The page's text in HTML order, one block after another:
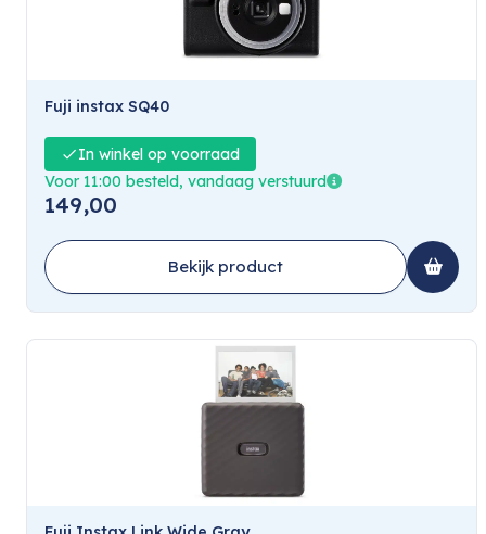
Fuji instax SQ40
In winkel op voorraad
Voor 11:00 besteld, vandaag verstuurd
149,00
Bekijk product